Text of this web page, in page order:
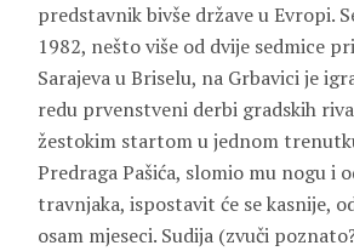
predstavnik bivše države u Evropi.
1982, nešto više od dvije sedmice
Sarajeva u Briselu, na Grbavici je
redu prvenstveni derbi gradskih
žestokim startom u jednom
Predraga Pašića, slomio mu nogu i
travnjaka, ispostavit će se kasnije,
osam mjeseci. Sudija (zvuči